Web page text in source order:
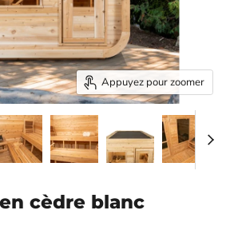
Appuyez pour zoomer
cèdre blanc